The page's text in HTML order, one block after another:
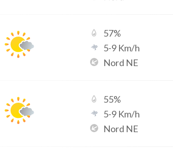
57%
5-9 Km/h
Nord NE
55%
5-9 Km/h
Nord NE